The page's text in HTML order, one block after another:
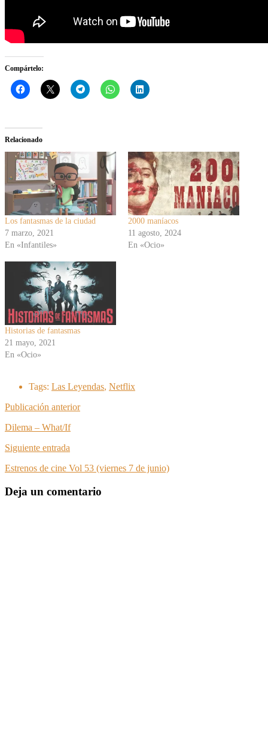
Compártelo:
Relacionado
Los fantasmas de la ciudad
7 marzo, 2021
En «Infantiles»
2000 maníacos
11 agosto, 2024
En «Ocio»
Historias de fantasmas
21 mayo, 2021
En «Ocio»
Tags: Las Leyendas, Netflix
Publicación anterior
Dilema – What/If
Siguiente entrada
Estrenos de cine Vol 53 (viernes 7 de junio)
Deja un comentario